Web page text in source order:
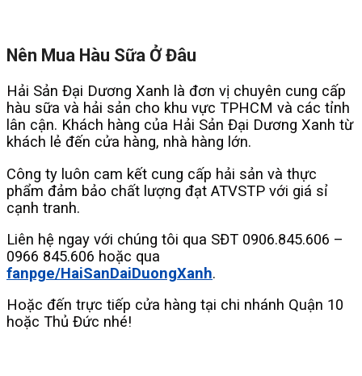
Nên Mua Hàu Sữa Ở Đâu
Hải Sản Đại Dương Xanh là đơn vị chuyên cung cấp
hàu sữa và hải sản cho khu vực TPHCM và các tỉnh
lân cận. Khách hàng của Hải Sản Đại Dương Xanh từ
khách lẻ đến cửa hàng, nhà hàng lớn.
Công ty luôn cam kết cung cấp hải sản và thực
phẩm đảm bảo chất lượng đạt ATVSTP với giá sỉ
cạnh tranh.
Liên hệ ngay với chúng tôi qua SĐT 0906.845.606 –
0966 845.606 hoặc qua
fanpge/HaiSanDaiDuongXanh.
Hoặc đến trực tiếp cửa hàng tại chi nhánh Quận 10
hoặc Thủ Đức nhé!